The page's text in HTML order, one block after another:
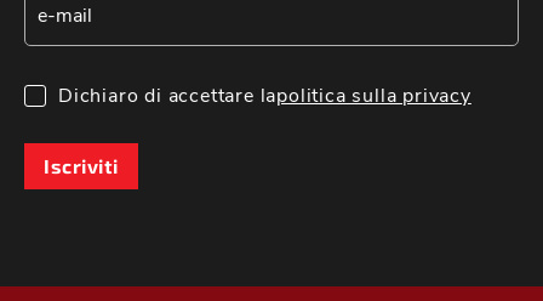
Dichiaro di accettare lapolitica sulla privacy
Iscriviti